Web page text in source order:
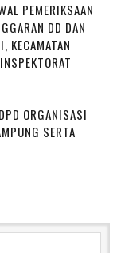
PEMERIKSAAN
DD DAN
KECAMATAN
ORGANISASI
SERTA